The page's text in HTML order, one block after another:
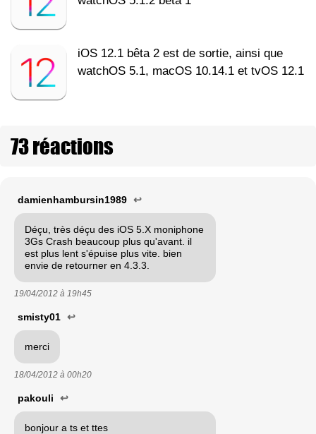
iOS 12.1 bêta 2 est de sortie, ainsi que
watchOS 5.1, macOS 10.14.1 et tvOS 12.1
73 réactions
damienhambursin1989 ↩
Déçu, très déçu des iOS 5.X moniphone
3Gs Crash beaucoup plus qu'avant. il
est plus lent s'épuise plus vite. bien
envie de retourner en 4.3.3.
19/04/2012 à 19h45
smisty01 ↩
merci
18/04/2012 à 00h20
pakouli ↩
bonjour a ts et ttes